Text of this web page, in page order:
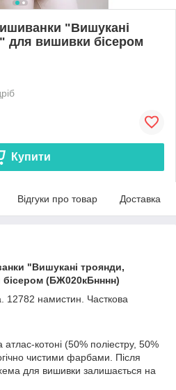
"Вишукані
для вишивки бісером
Купити
Відгуки про товар Доставка
"Вишукані троянди,
(БЖ020кБнннн)
12782 намистин. Часткова
котоні (50% поліестру, 50%
чистими фарбами. Після
для вишивки залишається на